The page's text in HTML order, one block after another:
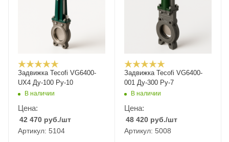
Задвижка Tecofi VG6400-
UX4 Ду-100 Ру-10
В наличии
Цена:
42 470 руб./шт
Артикул: 5104
Задвижка Tecofi VG6400-
001 Ду-300 Ру-7
В наличии
Цена:
48 420 руб./шт
Артикул: 5008